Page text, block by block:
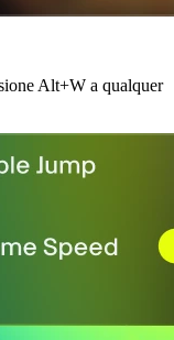
Alt+W a qualquer